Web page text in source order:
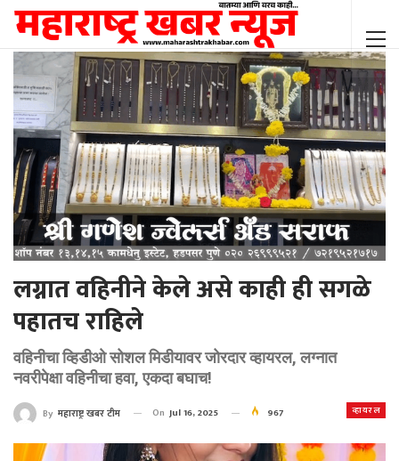
लग्नात वहिनीने केले असे काही ही सगळे
पहातच राहिले
वहिनीचा व्हिडीओ सोशल मिडीयावर जोरदार व्हायरल, लग्नात
नवरीपेक्षा वहिनीचा हवा, एकदा बघाच!
व्हायरल
By महाराष्ट्र खबर टीम On Jul 16, 2025 967